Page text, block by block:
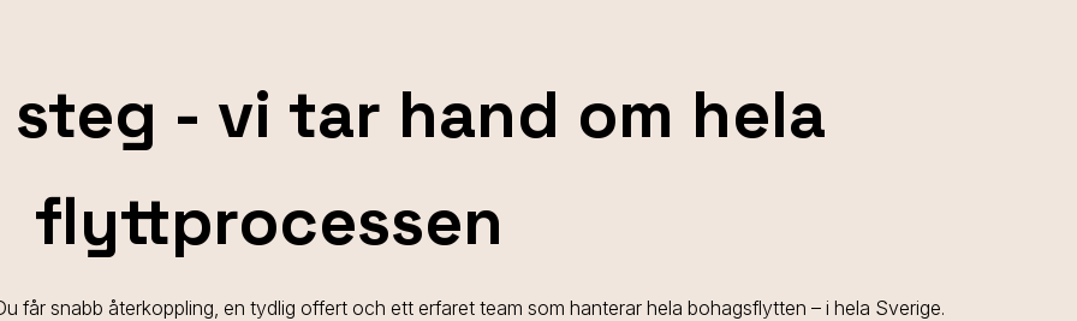
steg - vi tar hand om hela
flyttprocessen
får snabb återkoppling, en tydlig offert och ett erfaret team som hanterar hela bohagsflytten – i hela Sverige.